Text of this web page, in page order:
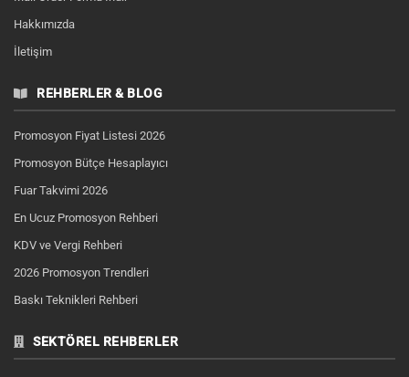
Hakkımızda
İletişim
REHBERLER & BLOG
Promosyon Fiyat Listesi 2026
Promosyon Bütçe Hesaplayıcı
Fuar Takvimi 2026
En Ucuz Promosyon Rehberi
KDV ve Vergi Rehberi
2026 Promosyon Trendleri
Baskı Teknikleri Rehberi
SEKTÖREL REHBERLER